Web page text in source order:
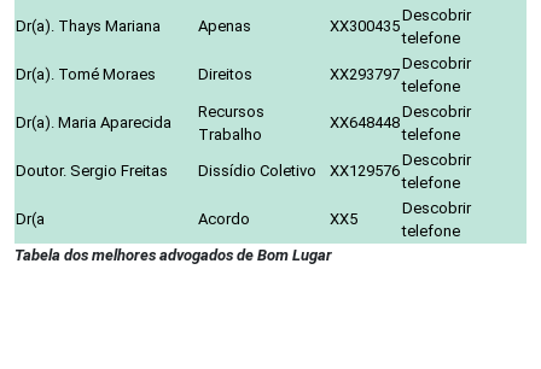
Dr(a). Thays Mariana
Apenas XX300435
Descobrir
telefone
Dr(a). Tomé Moraes
Direitos XX293797
Descobrir
telefone
Dr(a). Maria Aparecida
Recursos
Trabalho
XX648448
Descobrir
telefone
Doutor. Sergio Freitas
Dissídio Coletivo XX129576
Descobrir
telefone
Dr(a
Acordo XX5
Descobrir
telefone
Tabela dos melhores advogados de Bom Lugar